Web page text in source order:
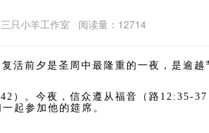
只小羊工作室 阅读量：12714
活前夕是圣周中最隆重的一夜，是逾越
）。今夜，信众遵从福音（路12:35-
起参加他的筵席。